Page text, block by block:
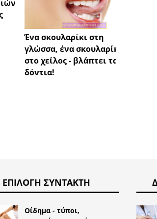
Ένα σκουλαρίκι στη
γλώσσα, ένα σκουλαρίκι
στο χείλος - βλάπτει τα
δόντια!
ΕΠΙΛΟΓΉ ΣΥΝΤΆΚΤΗ
Οίδημα - τύποι,